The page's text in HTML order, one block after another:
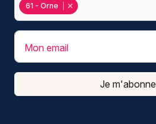
61 - Orne
Mon email
Je m'abonne